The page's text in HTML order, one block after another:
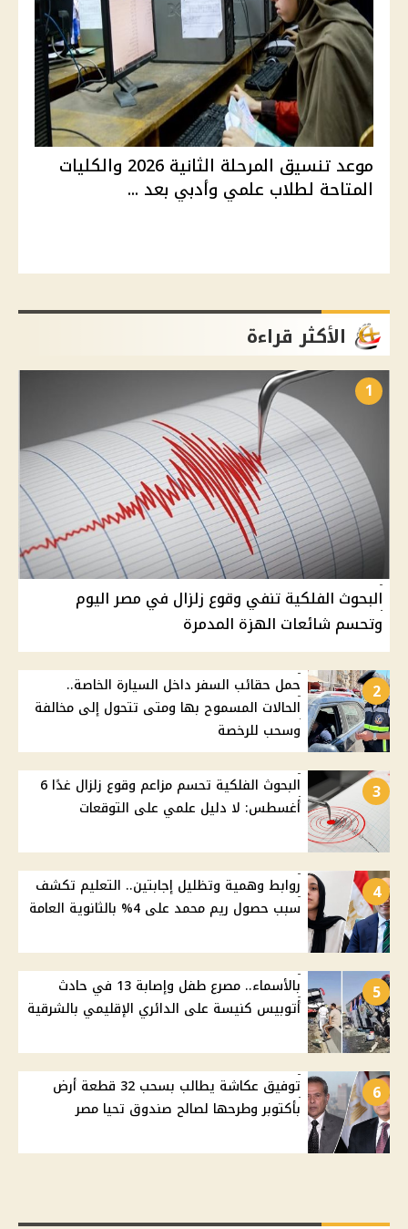
موعد تنسيق المرحلة الثانية 2026 والكليات
المتاحة لطلاب علمي وأدبي بعد ...
الأكثر قراءة
1
البحوث الفلكية تنفي وقوع زلزال في مصر اليوم
وتحسم شائعات الهزة المدمرة
2
حمل حقائب السفر داخل السيارة الخاصة..
الحالات المسموح بها ومتى تتحول إلى مخالفة
وسحب للرخصة
3
البحوث الفلكية تحسم مزاعم وقوع زلزال غدًا 6
أغسطس: لا دليل علمي على التوقعات
4
روابط وهمية وتظليل إجابتين.. التعليم تكشف
سبب حصول ريم محمد على 4% بالثانوية العامة
5
بالأسماء.. مصرع طفل وإصابة 13 في حادث
أتوبيس كنيسة على الدائري الإقليمي بالشرقية
6
توفيق عكاشة يطالب بسحب 32 قطعة أرض
بأكتوبر وطرحها لصالح صندوق تحيا مصر